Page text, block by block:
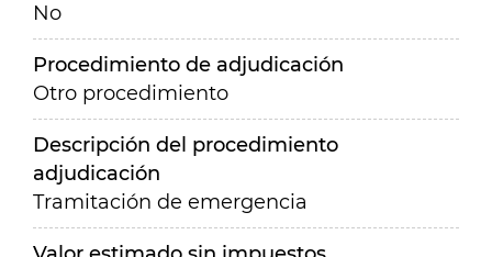
No
Procedimiento de adjudicación
Otro procedimiento
Descripción del procedimiento
adjudicación
Tramitación de emergencia